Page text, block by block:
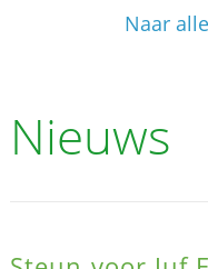
Naar
Nieuws